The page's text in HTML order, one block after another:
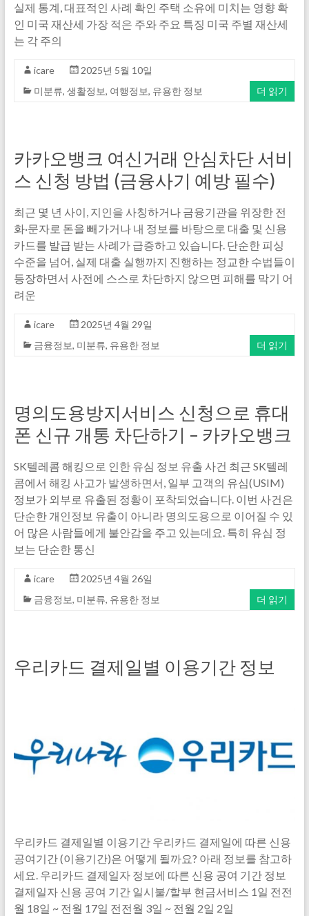
실제 통계, 대표적인 사례 확인 주택 소유에 미치는 영향 확
인 미국 재산세 가장 적은 주와 주요 특징 미국 주별 재산세
는 각 주의
icare
2025년 5월 10일
미분류, 생활정보, 여행정보, 유용한 정보 더 읽기
카카오뱅크 여신거래 안심차단 서비
스 신청 방법 (금융사기 예방 필수)
최근 몇 년 사이, 지인을 사칭하거나 금융기관을 위장한 전
화·문자로 돈을 빼가거나 내 정보를 바탕으로 대출 및 신용
카드를 발급 받는 사례가 급증하고 있습니다. 단순한 피싱
수준을 넘어, 실제 대출 실행까지 진행하는 정교한 수법들이
등장하면서 사전에 스스로 차단하지 않으면 피해를 막기 어
려운
icare
2025년 4월 29일
금융정보, 미분류, 유용한 정보 더 읽기
명의도용방지서비스 신청으로 휴대
폰 신규 개통 차단하기 – 카카오뱅크
SK텔레콤 해킹으로 인한 유심 정보 유출 사건 최근 SK텔레
콤에서 해킹 사고가 발생하면서, 일부 고객의 유심(USIM)
정보가 외부로 유출된 정황이 포착되었습니다. 이번 사건은
단순한 개인정보 유출이 아니라 명의도용으로 이어질 수 있
어 많은 사람들에게 불안감을 주고 있는데요. 특히 유심 정
보는 단순한 통신
icare
2025년 4월 26일
금융정보, 미분류, 유용한 정보 더 읽기
우리카드 결제일별 이용기간 정보
우리카드 결제일별 이용기간 우리카드 결제일에 따른 신용
공여기간 (이용기간)은 어떻게 될까요? 아래 정보를 참고하
세요. 우리카드 결제일자 정보에 따른 신용 공여 기간 정보
결제일자 신용 공여 기간 일시불/할부 현금서비스 1일 전전
월 18일 ~ 전월 17일 전전월 3일 ~ 전월 2일 2일